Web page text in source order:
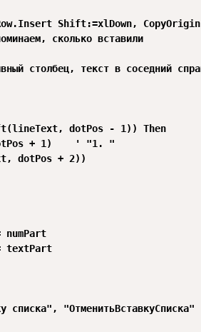
Shift:=xlDown,
сколько вставили
столбец, текст в соседний
dotPos - 1)) Then
+ 1)    ' "1. "
dotPos + 2))
numPart
textPart
списка", "ОтменитьВставкуСписка"